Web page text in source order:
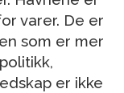
varer. De er
som er mer
er ikke